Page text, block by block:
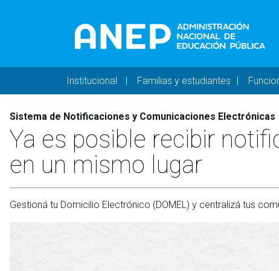
Navegación principal -
Institucional Familias y estudiantes
Sistema de Notificaciones y Comunicaciones Electrónicas
Ya es posible recibir
en un mismo lugar
Gestioná tu Domicilio Electrónico (DOMEL) y centralizá tus